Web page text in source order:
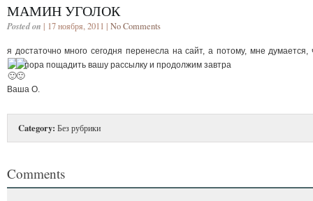
МАМИН УГОЛОК
Posted on | 17 ноября, 2011 | No Comments
я достаточно много сегодня перенесла на сайт, а потому, мне думается,
пора пощадить вашу рассылкуи продолжим завтра
Ваша О.
Category: Без рубрики
Comments